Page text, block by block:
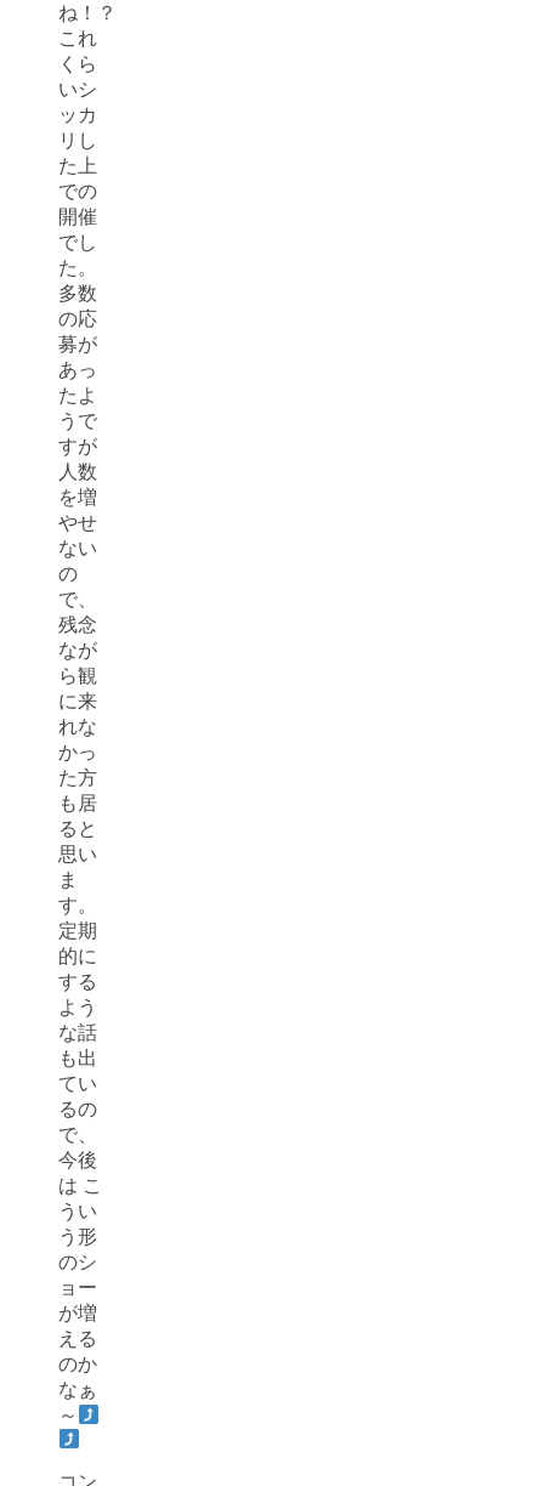
ね！？
これ
くら
いシ
ッカ
リし
た上
での
開催
でし
た。
多数
の応
募が
あっ
たよ
うで
すが
人数
を増
やせ
ない
の
で、
残念
なが
ら観
に来
れな
かっ
た方
も居
ると
思い
ま
す。
定期
的に
する
よう
な話
も出
てい
るの
で、
今後
は こ
うい
う形
のシ
ョー
が増
える
のか
なぁ
～